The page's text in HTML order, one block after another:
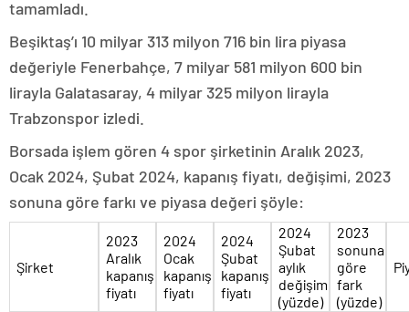
tamamladı.
Beşiktaş’ı 10 milyar 313 milyon 716 bin lira piyasa
değeriyle Fenerbahçe, 7 milyar 581 milyon 600 bin
lirayla Galatasaray, 4 milyar 325 milyon lirayla
Trabzonspor izledi.
Borsada işlem gören 4 spor şirketinin Aralık 2023,
Ocak 2024, Şubat 2024, kapanış fiyatı, değişimi, 2023
sonuna göre farkı ve piyasa değeri şöyle:
Şirket
2023
Aralık
kapanış
fiyatı
2024
Ocak
kapanış
fiyatı
2024
Şubat
kapanış
fiyatı
2024
Şubat
aylık
değişim
(yüzde)
2023
sonuna
göre
fark
(yüzde)